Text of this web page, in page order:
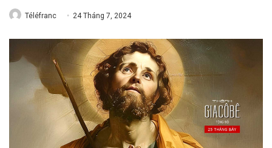
Téléfranc 24 Tháng 7, 2024